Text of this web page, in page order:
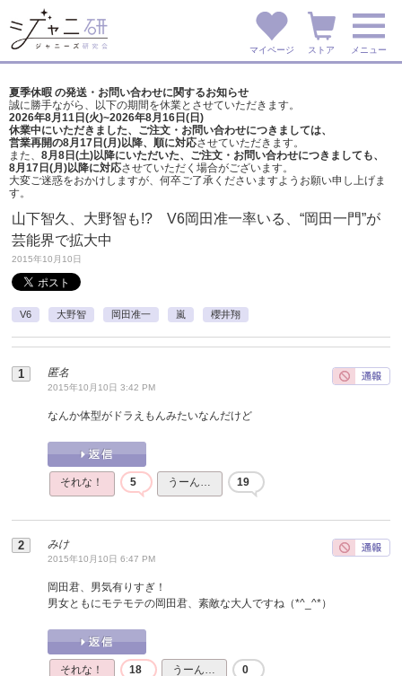
マイページ ストア メニュー
夏季休暇 の発送・お問い合わせに関するお知らせ
誠に勝手ながら、以下の期間を休業とさせていただきます。
2026年8月11日(火)~2026年8月16日(日)
休業中にいただきました、ご注文・お問い合わせにつきましては、
営業再開の8月17日(月)以降、順に対応させていただきます。
また、 8月8日(土)以降にいただいた、ご注文・ お問い合わせにつきましても、
8月17日(月)以降に対応させていただく場合がございます。
大変ご迷惑をおかけしますが、 何卒ご了承くださいますようお願い申し上げま
す。
山下智久、大野智も!? V6岡田准一率いる、“岡田一門”が
芸能界で拡大中
2015年10月10日
V6 大野智 岡田准一 嵐 櫻井翔
匿名
2015年10月10日 3:42 PM
なんか体型がドラえもんみたいなんだけど
それな！ 5 うーん… 19
みけ
2015年10月10日 6:47 PM
岡田君、男気有りすぎ！
男女ともにモテモテの岡田君、素敵な大人ですね（*^_^*）
それな！ 18 うーん… 0